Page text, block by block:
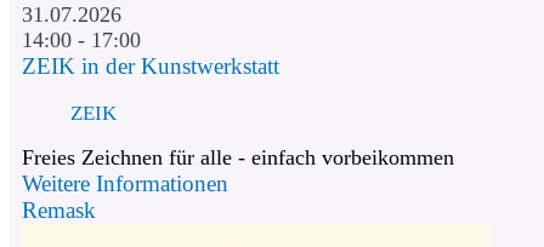
31.07.2026
14:00 - 17:00
ZEIK in der Kunstwerkstatt
ZEIK
Freies Zeichnen für alle - einfach vorbeikommen
Weitere Informationen
Remask